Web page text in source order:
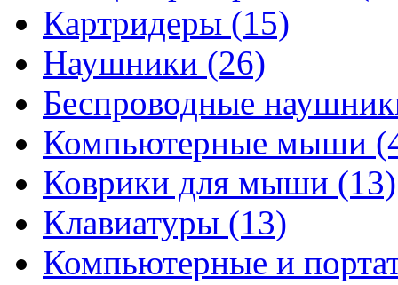
Картридеры (15)
Наушники (26)
Беспроводные
Компьютерные мыши
Коврики для мыши (13)
Клавиатуры (13)
Компьютерные и